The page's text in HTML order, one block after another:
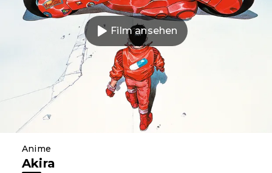
Film ansehen
Anime
Akira